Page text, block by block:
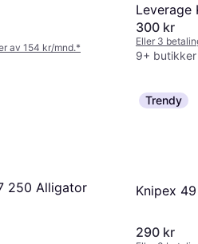
av 154 kr/mnd.*
Leverage
300 kr
Eller 3
9+ butikker
250 Alligator
Trendy
Knipex
290 kr